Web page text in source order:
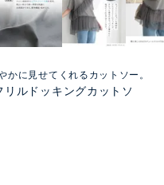
に見せてくれるカットソー。
リルドッキングカットソ